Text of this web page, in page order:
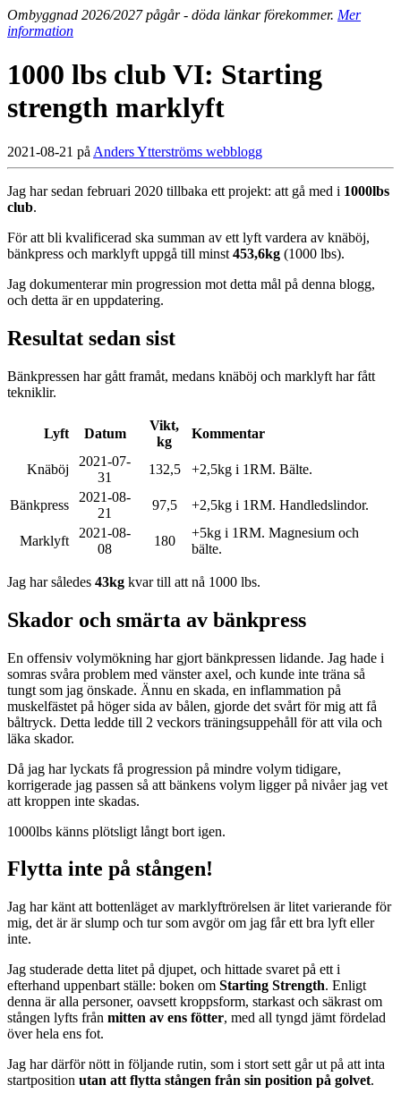
Ombyggnad 2026/2027 pågår - döda länkar förekommer. Mer
information
1000 lbs club VI: Starting
strength marklyft
2021-08-21 på Anders Ytterströms webblogg
Jag har sedan februari 2020 tillbaka ett projekt: att gå med i 1000lbs
club.
För att bli kvalificerad ska summan av ett lyft vardera av knäböj,
bänkpress och marklyft uppgå till minst 453,6kg (1000 lbs).
Jag dokumenterar min progression mot detta mål på denna blogg,
och detta är en uppdatering.
Resultat sedan sist
Bänkpressen har gått framåt, medans knäböj och marklyft har fått
tekniklir.
Lyft Datum
Vikt,
kg
Kommentar
Knäböj
2021-07-
31
132,5 +2,5kg i 1RM. Bälte.
Bänkpress
2021-08-
21
97,5 +2,5kg i 1RM. Handledslindor.
Marklyft
2021-08-
08
180
+5kg i 1RM. Magnesium och
bälte.
Jag har således 43kg kvar till att nå 1000 lbs.
Skador och smärta av bänkpress
En offensiv volymökning har gjort bänkpressen lidande. Jag hade i
somras svåra problem med vänster axel, och kunde inte träna så
tungt som jag önskade. Ännu en skada, en inflammation på
muskelfästet på höger sida av bålen, gjorde det svårt för mig att få
båltryck. Detta ledde till 2 veckors träningsuppehåll för att vila och
läka skador.
Då jag har lyckats få progression på mindre volym tidigare,
korrigerade jag passen så att bänkens volym ligger på nivåer jag vet
att kroppen inte skadas.
1000lbs känns plötsligt långt bort igen.
Flytta inte på stången!
Jag har känt att bottenläget av marklyftrörelsen är litet varierande för
mig, det är är slump och tur som avgör om jag får ett bra lyft eller
inte.
Jag studerade detta litet på djupet, och hittade svaret på ett i
efterhand uppenbart ställe: boken om Starting Strength. Enligt
denna är alla personer, oavsett kroppsform, starkast och säkrast om
stången lyfts från mitten av ens fötter, med all tyngd jämt fördelad
över hela ens fot.
Jag har därför nött in följande rutin, som i stort sett går ut på att inta
startposition utan att flytta stången från sin position på golvet.